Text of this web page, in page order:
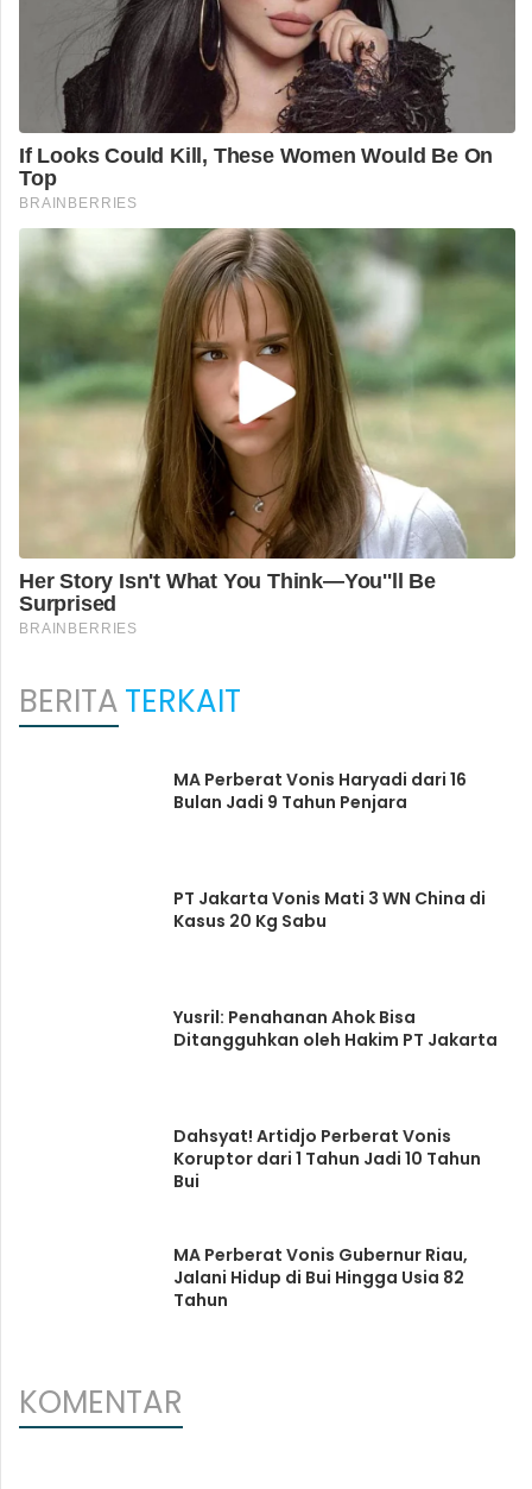
BERITATERKAIT
MA Perberat Vonis Haryadi dari 16
Bulan Jadi 9 Tahun Penjara
PT Jakarta Vonis Mati 3 WN China di
Kasus 20 Kg Sabu
Yusril: Penahanan Ahok Bisa
Ditangguhkan oleh Hakim PT Jakarta
Dahsyat! Artidjo Perberat Vonis
Koruptor dari 1 Tahun Jadi 10 Tahun
Bui
MA Perberat Vonis Gubernur Riau,
Jalani Hidup di Bui Hingga Usia 82
Tahun
KOMENTAR